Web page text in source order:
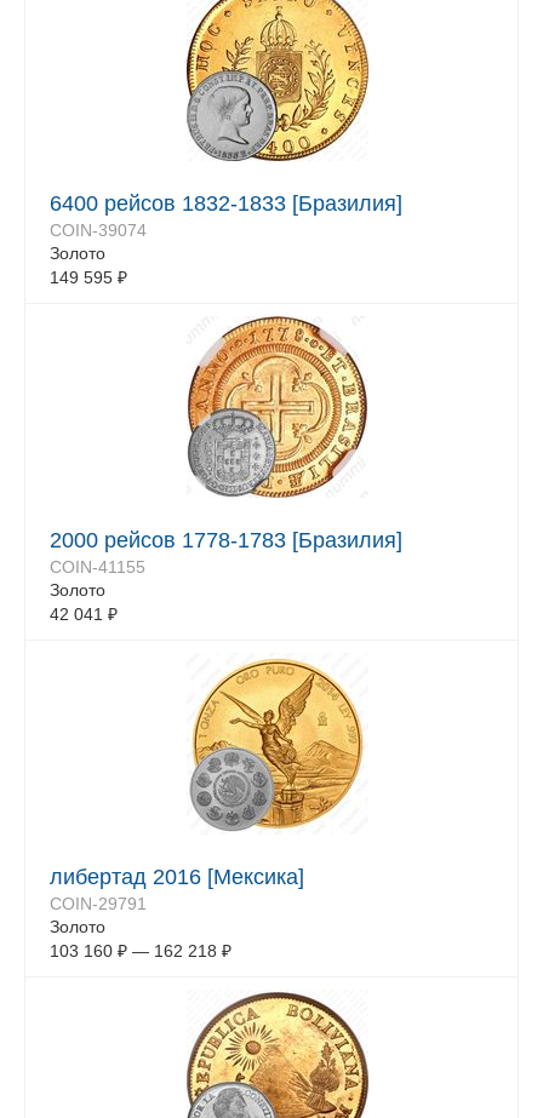
6400 рейсов 1832-1833 [Бразилия]
COIN-39074
Золото
149 595 ₽
2000 рейсов 1778-1783 [Бразилия]
COIN-41155
Золото
42 041 ₽
либертад 2016 [Мексика]
COIN-29791
Золото
103 160 ₽ — 162 218 ₽